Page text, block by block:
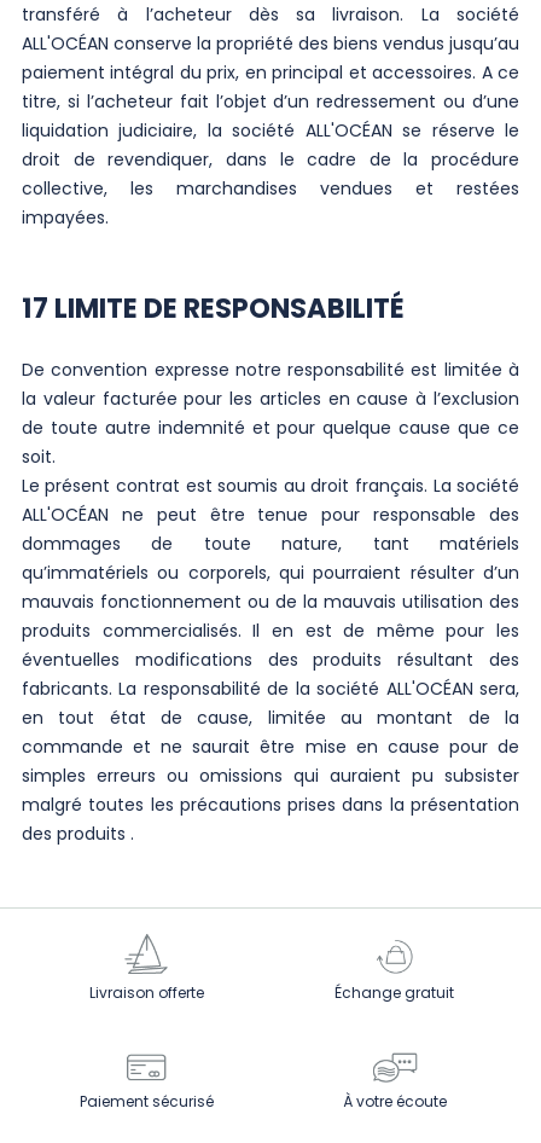
transféré à l’acheteur dès sa livraison. La société
ALL'OCÉAN conserve la propriété des biens vendus jusqu’au
paiement intégral du prix, en principal et accessoires. A ce
titre, si l’acheteur fait l’objet d’un redressement ou d’une
liquidation judiciaire, la société ALL'OCÉAN se réserve le
droit de revendiquer, dans le cadre de la procédure
collective, les marchandises vendues et restées
impayées.
17 LIMITE DE RESPONSABILITÉ
De convention expresse notre responsabilité est limitée à
la valeur facturée pour les articles en cause à l’exclusion
de toute autre indemnité et pour quelque cause que ce
soit.
Le présent contrat est soumis au droit français. La société
ALL'OCÉAN ne peut être tenue pour responsable des
dommages de toute nature, tant matériels
qu’immatériels ou corporels, qui pourraient résulter d’un
mauvais fonctionnement ou de la mauvais utilisation des
produits commercialisés. Il en est de même pour les
éventuelles modifications des produits résultant des
fabricants. La responsabilité de la société ALL'OCÉAN sera,
en tout état de cause, limitée au montant de la
commande et ne saurait être mise en cause pour de
simples erreurs ou omissions qui auraient pu subsister
malgré toutes les précautions prises dans la présentation
des produits .
Livraison offerte Échange gratuit
Paiement sécurisé À votre écoute